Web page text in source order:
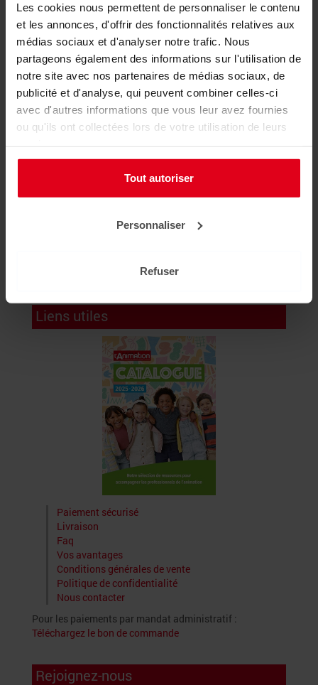
Les cookies nous permettent de personnaliser le contenu
et les annonces, d'offrir des fonctionnalités relatives aux
médias sociaux et d'analyser notre trafic. Nous
partageons également des informations sur l'utilisation de
notre site avec nos partenaires de médias sociaux, de
publicité et d'analyse, qui peuvent combiner celles-ci
avec d'autres informations que vous leur avez fournies
ou qu'ils ont collectées lors de votre utilisation de leurs
Tout autoriser
Personnaliser
Refuser
📩 La newsletter de l'animation
Recevez les actus du secteur, les fiches pratiques, les
Liens utiles
Paiement sécurisé
Livraison
Faq
Vos avantages
Conditions générales de vente
Politique de confidentialité
Nous contacter
Pour les paiements par mandat administratif :
Téléchargez le bon de commande
Rejoignez-nous